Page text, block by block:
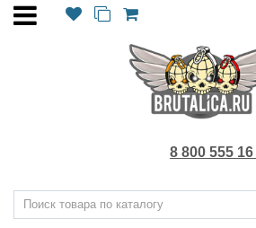
8 800 555 16